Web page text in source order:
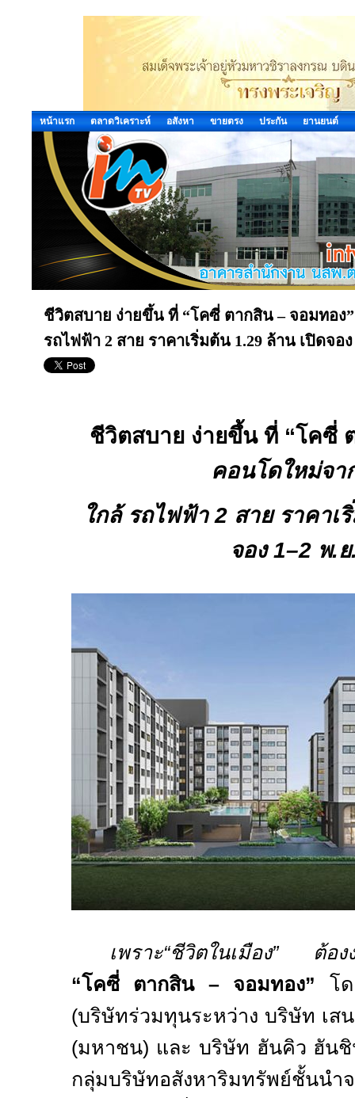
หน้าแรก ตลาดวิเคราะห์ อสังหา ขายตรง ประกัน ยานยนต์
ชีวิตสบาย ง่ายขึ้น ที่ “โคซี่ ตากสิน – จอมทอง
รถไฟฟ้า 2 สาย ราคาเริ่มต้น 1.29 ล้าน เปิดจอ
ชีวิตสบาย ง่ายขึ้น ที่ “โคซี่
คอนโดใหม่จา
ใกล้ รถไฟฟ้า2 สาย ราคาเ
จอง1–2 พ.
เพราะ“ชีวิตในเมือง” ต้อง
“โคซี่ ตากสิน – จอมทอง” โ
(บริษัทร่วมทุนระหว่าง บริษัท เส
(มหาชน) และ บริษัท ฮันคิว ฮัน
กลุ่มบริษัทอสังหาริมทรัพย์ชั้นนำ